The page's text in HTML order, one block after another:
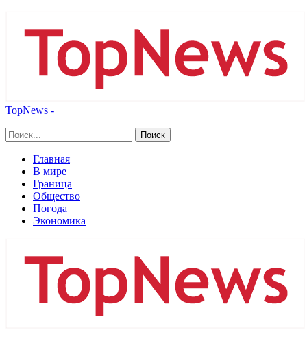
TopNews -
Главная
В мире
Граница
Общество
Погода
Экономика